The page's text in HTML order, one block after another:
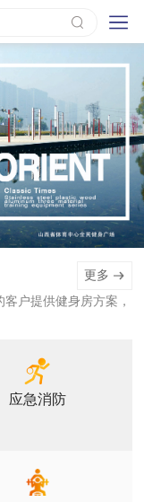
更多
户提供健身房方案，
应急消防